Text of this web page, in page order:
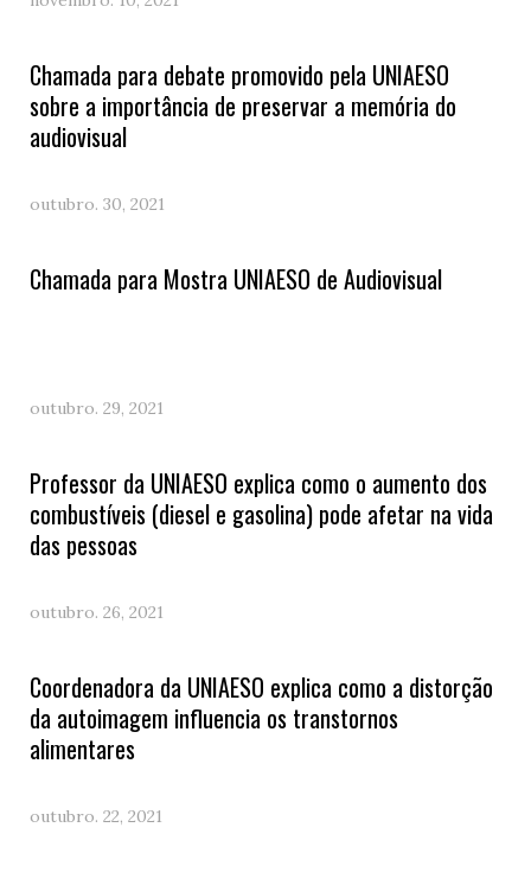
Chamada para debate promovido pela UNIAESO
sobre a importância de preservar a memória do
audiovisual
outubro. 30, 2021
Chamada para Mostra UNIAESO de Audiovisual
outubro. 29, 2021
Professor da UNIAESO explica como o aumento dos
combustíveis (diesel e gasolina) pode afetar na vida
das pessoas
outubro. 26, 2021
Coordenadora da UNIAESO explica como a distorção
da autoimagem influencia os transtornos
alimentares
outubro. 22, 2021